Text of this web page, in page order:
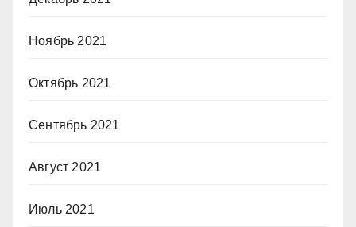
Ноябрь 2021
Октябрь 2021
Сентябрь 2021
Август 2021
Июль 2021